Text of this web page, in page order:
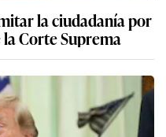
la ciudadanía por
Corte Suprema